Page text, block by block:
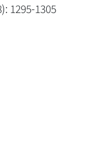
1295-1305